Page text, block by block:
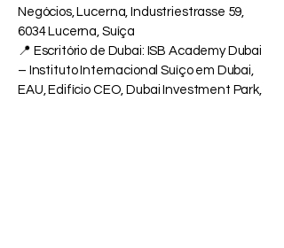
Negócios, Lucerna, Industriestrasse 59,
6034 Lucerna, Suíça
📍 Escritório de Dubai: ISB Academy Dubai
– Instituto Internacional Suíço em Dubai,
EAU, Edifício CEO, Dubai Investment Park,